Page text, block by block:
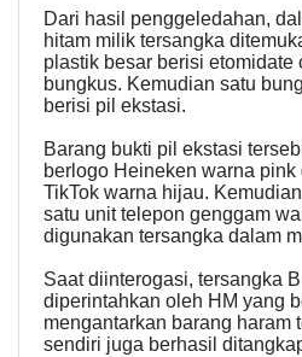
Dari hasil penggeledahan,
hitam milik tersangka
plastik besar berisi etomidate
bungkus. Kemudian satu
berisi pil ekstasi.
Barang bukti pil ekstasi
berlogo Heineken warna
TikTok warna hijau.
satu unit telepon genggam
digunakan tersangka dalam
Saat diinterogasi, tersangka
diperintahkan oleh HM yang
mengantarkan barang haram
sendiri juga berhasil